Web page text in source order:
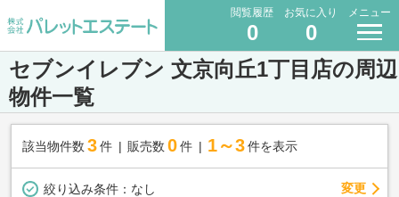
閲覧履歴
0
お気に入り
0
メニュー
セブンイレブン 文京向丘1丁目店の周辺
物件一覧
該当物件数 3件 販売数 0 件 1～3 件を表示
絞り込み条件： なし 変更